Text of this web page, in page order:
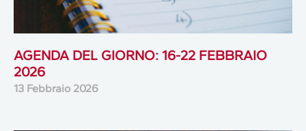
AGENDA DEL GIORNO: 16-22 FEBBRAIO
2026
13 Febbraio 2026